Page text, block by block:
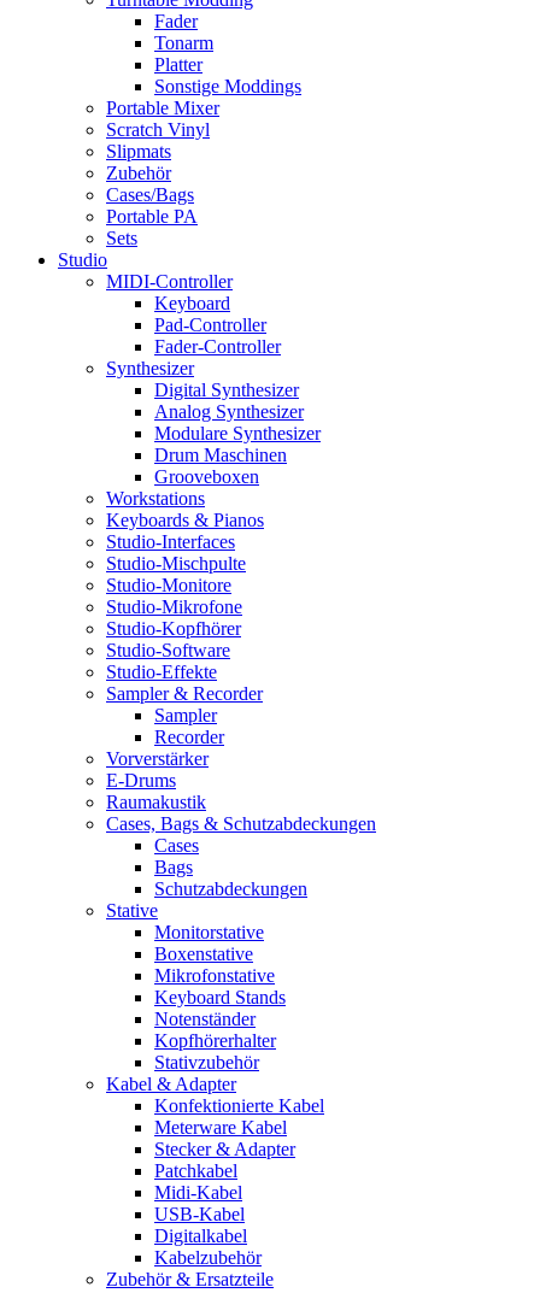
Fader
Tonarm
Platter
Sonstige Moddings
Portable Mixer
Scratch Vinyl
Slipmats
Zubehör
Cases/Bags
Portable PA
Sets
Studio
MIDI-Controller
Keyboard
Pad-Controller
Fader-Controller
Synthesizer
Digital Synthesizer
Analog Synthesizer
Modulare Synthesizer
Drum Maschinen
Grooveboxen
Workstations
Keyboards & Pianos
Studio-Interfaces
Studio-Mischpulte
Studio-Monitore
Studio-Mikrofone
Studio-Kopfhörer
Studio-Software
Studio-Effekte
Sampler & Recorder
Sampler
Recorder
Vorverstärker
E-Drums
Raumakustik
Cases, Bags & Schutzabdeckungen
Cases
Bags
Schutzabdeckungen
Stative
Monitorstative
Boxenstative
Mikrofonstative
Keyboard Stands
Notenständer
Kopfhörerhalter
Stativzubehör
Kabel & Adapter
Konfektionierte Kabel
Meterware Kabel
Stecker & Adapter
Patchkabel
Midi-Kabel
USB-Kabel
Digitalkabel
Kabelzubehör
Zubehör & Ersatzteile